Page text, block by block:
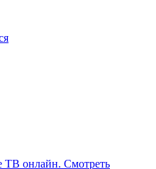
ТВ онлайн. Смотреть